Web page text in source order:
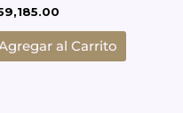
al Carrito